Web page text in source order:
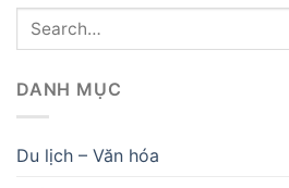
DANH MỤC
Du lịch – Văn hóa